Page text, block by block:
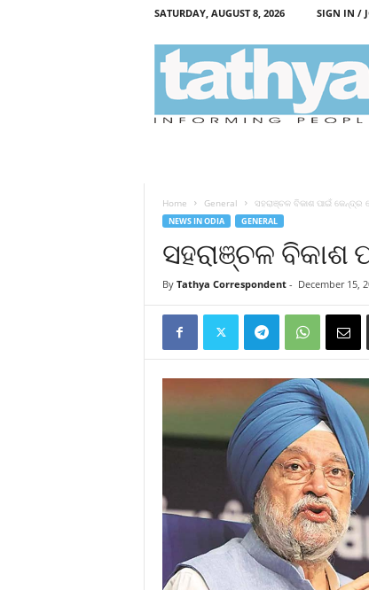
SATURDAY, AUGUST 8, 2026 SIGN IN /
Home General ସହରାଞ୍ଚଳ ବିକାଶ ପାଇଁ
NEWS IN ODIA GENERAL
ସହରାଞ୍ଚଳ
By Tathya Correspondent- December 15,